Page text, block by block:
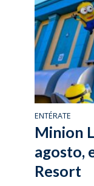
ENTÉRATE
Minion
agosto,
Resort